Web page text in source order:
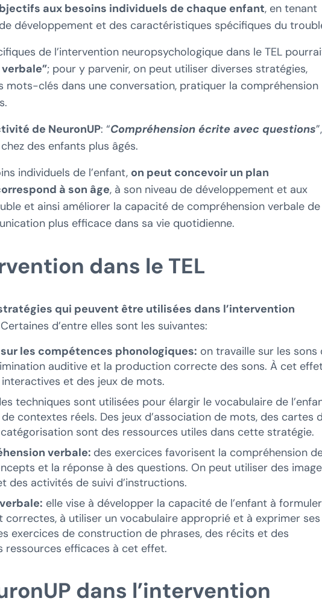
aux besoins individuels de chaque enfant, en tenant
développement et des caractéristiques spécifiques du
de l’intervention neuropsychologique dans le TEL
; pour y parvenir, on peut utiliser diverses stratégies,
mots-clés dans une conversation, pratiquer la compréhension
de NeuronUP: “Compréhension écrite avec questions
des enfants plus âgés.
individuels de l’enfant, on peut concevoir un plan
à son âge, à son niveau de développement et aux
et ainsi améliorer la capacité de compréhension verbale de
plus efficace dans sa vie quotidienne.
dans le TEL
qui peuvent être utilisées dans l’intervention
d’entre elles sont les suivantes:
les compétences phonologiques: on travaille sur les sons
auditive et la production correcte des sons. À cet
et des jeux de mots.
techniques sont utilisées pour élargir le vocabulaire de
de contextes réels. Des jeux d’association de mots, des cartes
sont des ressources utiles dans cette stratégie.
verbale: des exercices favorisent la compréhension
et la réponse à des questions. On peut utiliser des
des activités de suivi d’instructions.
elle vise à développer la capacité de l’enfant à formuler
correctes, à utiliser un vocabulaire approprié et à exprimer ses
exercices de construction de phrases, des récits et des
ressources efficaces à cet effet.
dans l’intervention